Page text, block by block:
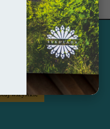
Reserved by sekulada.com
PinterestInstagram
świadczyć usługi na
"Zaakceptuj wszystkie"
ciasteczek. Możesz również
aby zgodzić się tylko na
Czytaj więcej...
wszystkie